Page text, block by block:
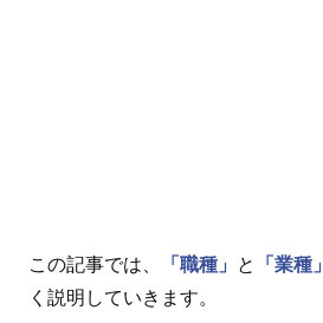
この記事では、 「職種」 と 「業種」
く説明していきます。